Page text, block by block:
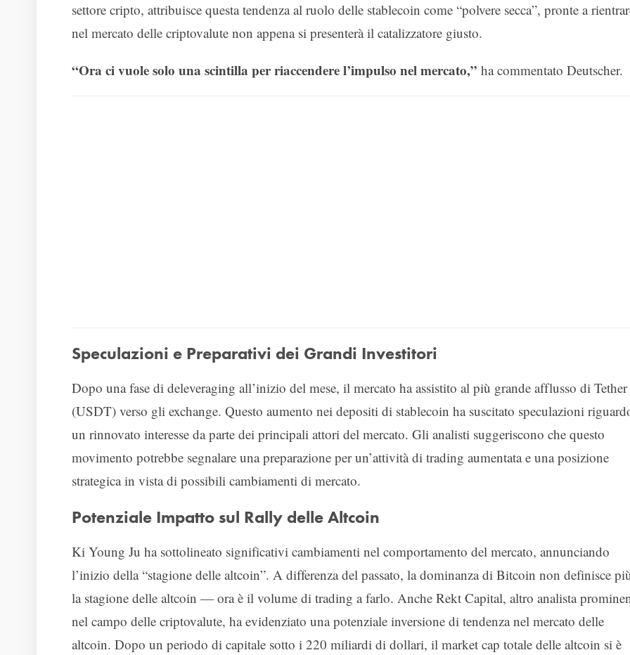
settore cripto, attribuisce questa tendenza al ruolo delle stablecoin come “polvere secca”, pronte a
nel mercato delle criptovalute non appena si presenterà il catalizzatore giusto.
“Ora ci vuole solo una scintilla per riaccendere l’impulso nel mercato,” ha commentato Deutscher.
Speculazioni e Preparativi dei Grandi Investitori
Dopo una fase di deleveraging all’inizio del mese, il mercato ha assistito al più grande afflusso di Tether
(USDT) verso gli exchange. Questo aumento nei depositi di stablecoin ha suscitato speculazioni
un rinnovato interesse da parte dei principali attori del mercato. Gli analisti suggeriscono che questo
movimento potrebbe segnalare una preparazione per un’attività di trading aumentata e una posizione
strategica in vista di possibili cambiamenti di mercato.
Potenziale Impatto sul Rally delle Altcoin
Ki Young Ju ha sottolineato significativi cambiamenti nel comportamento del mercato, annunciando
l’inizio della “stagione delle altcoin”. A differenza del passato, la dominanza di Bitcoin non definisce
la stagione delle altcoin — ora è il volume di trading a farlo. Anche Rekt Capital, altro analista
nel campo delle criptovalute, ha evidenziato una potenziale inversione di tendenza nel mercato delle
altcoin. Dopo un periodo di capitale sotto i 220 miliardi di dollari, il market cap totale delle altcoin si è